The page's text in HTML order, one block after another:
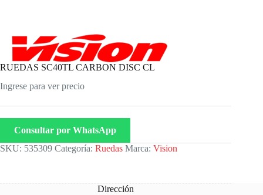
RUEDAS SC40TL CARBON DISC CL
Ingrese para ver precio
Consultar por WhatsApp
SKU: 535309 Categoría: Ruedas Marca: Vision
Dirección